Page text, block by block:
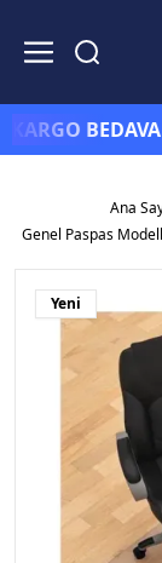
BEDAVA -
Ana
Genel Paspas
Yeni